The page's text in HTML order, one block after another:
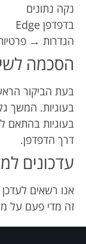
נקה נתונים
בדפדפן Edge
הגדרות →
הסכמה
בעת הביקור
בעוגיות. המשך
בעוגיות בהתאם
דרך הדפדפן.
עדכונים
אנו רשאים
זה מדי פעם על